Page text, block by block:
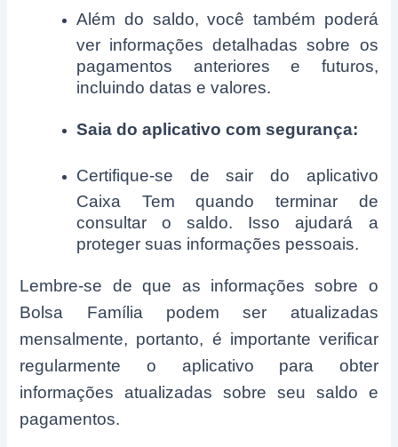
Além do saldo, você também poderá
ver informações detalhadas sobre os
pagamentos anteriores e futuros,
incluindo datas e valores.
Saia do aplicativo com segurança:
Certifique-se de sair do aplicativo
Caixa Tem quando terminar de
consultar o saldo. Isso ajudará a
proteger suas informações pessoais.
Lembre-se de que as informações sobre o
Bolsa Família podem ser atualizadas
mensalmente, portanto, é importante verificar
regularmente o aplicativo para obter
informações atualizadas sobre seu saldo e
pagamentos.